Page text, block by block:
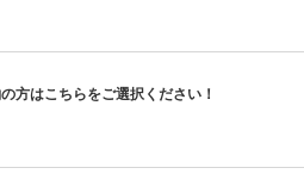
方はこちらをご選択ください！